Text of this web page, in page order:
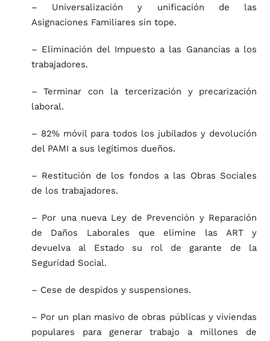
– Universalización y unificación de las
Asignaciones Familiares sin tope.
– Eliminación del Impuesto a las Ganancias a los
trabajadores.
– Terminar con la tercerización y precarización
laboral.
– 82% móvil para todos los jubilados y devolución
del PAMI a sus legítimos dueños.
– Restitución de los fondos a las Obras Sociales
de los trabajadores.
– Por una nueva Ley de Prevención y Reparación
de Daños Laborales que elimine las ART y
devuelva al Estado su rol de garante de la
Seguridad Social.
– Cese de despidos y suspensiones.
– Por un plan masivo de obras públicas y viviendas
populares para generar trabajo a millones de